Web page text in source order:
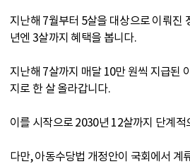
지난해 7월부터 5살을 대상으로 이뤄진
년엔 3살까지 혜택을 봅니다.
지난해 7살까지 매달 10만 원씩 지급된
지로 한 살 올라갑니다.
이를 시작으로 2030년 12살까지 단계적
다만, 아동수당법 개정안이 국회에서 계